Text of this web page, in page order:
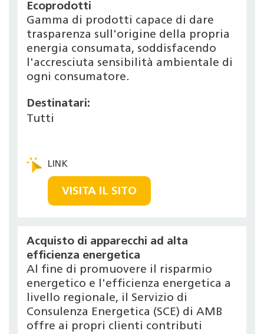
Ecoprodotti
Gamma di prodotti capace di dare
trasparenza sull'origine della propria
energia consumata, soddisfacendo
l'accresciuta sensibilità ambientale di
ogni consumatore.
Destinatari:
Tutti
VISITA IL SITO
Acquisto di apparecchi ad alta
efficienza energetica
Al fine di promuovere il risparmio
energetico e l'efficienza energetica a
livello regionale, il Servizio di
Consulenza Energetica (SCE) di AMB
offre ai propri clienti contributi